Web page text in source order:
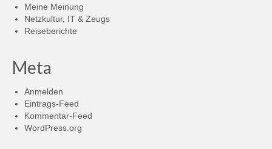
Meine Meinung
Netzkultur, IT & Zeugs
Reiseberichte
Meta
Anmelden
Eintrags-Feed
Kommentar-Feed
WordPress.org